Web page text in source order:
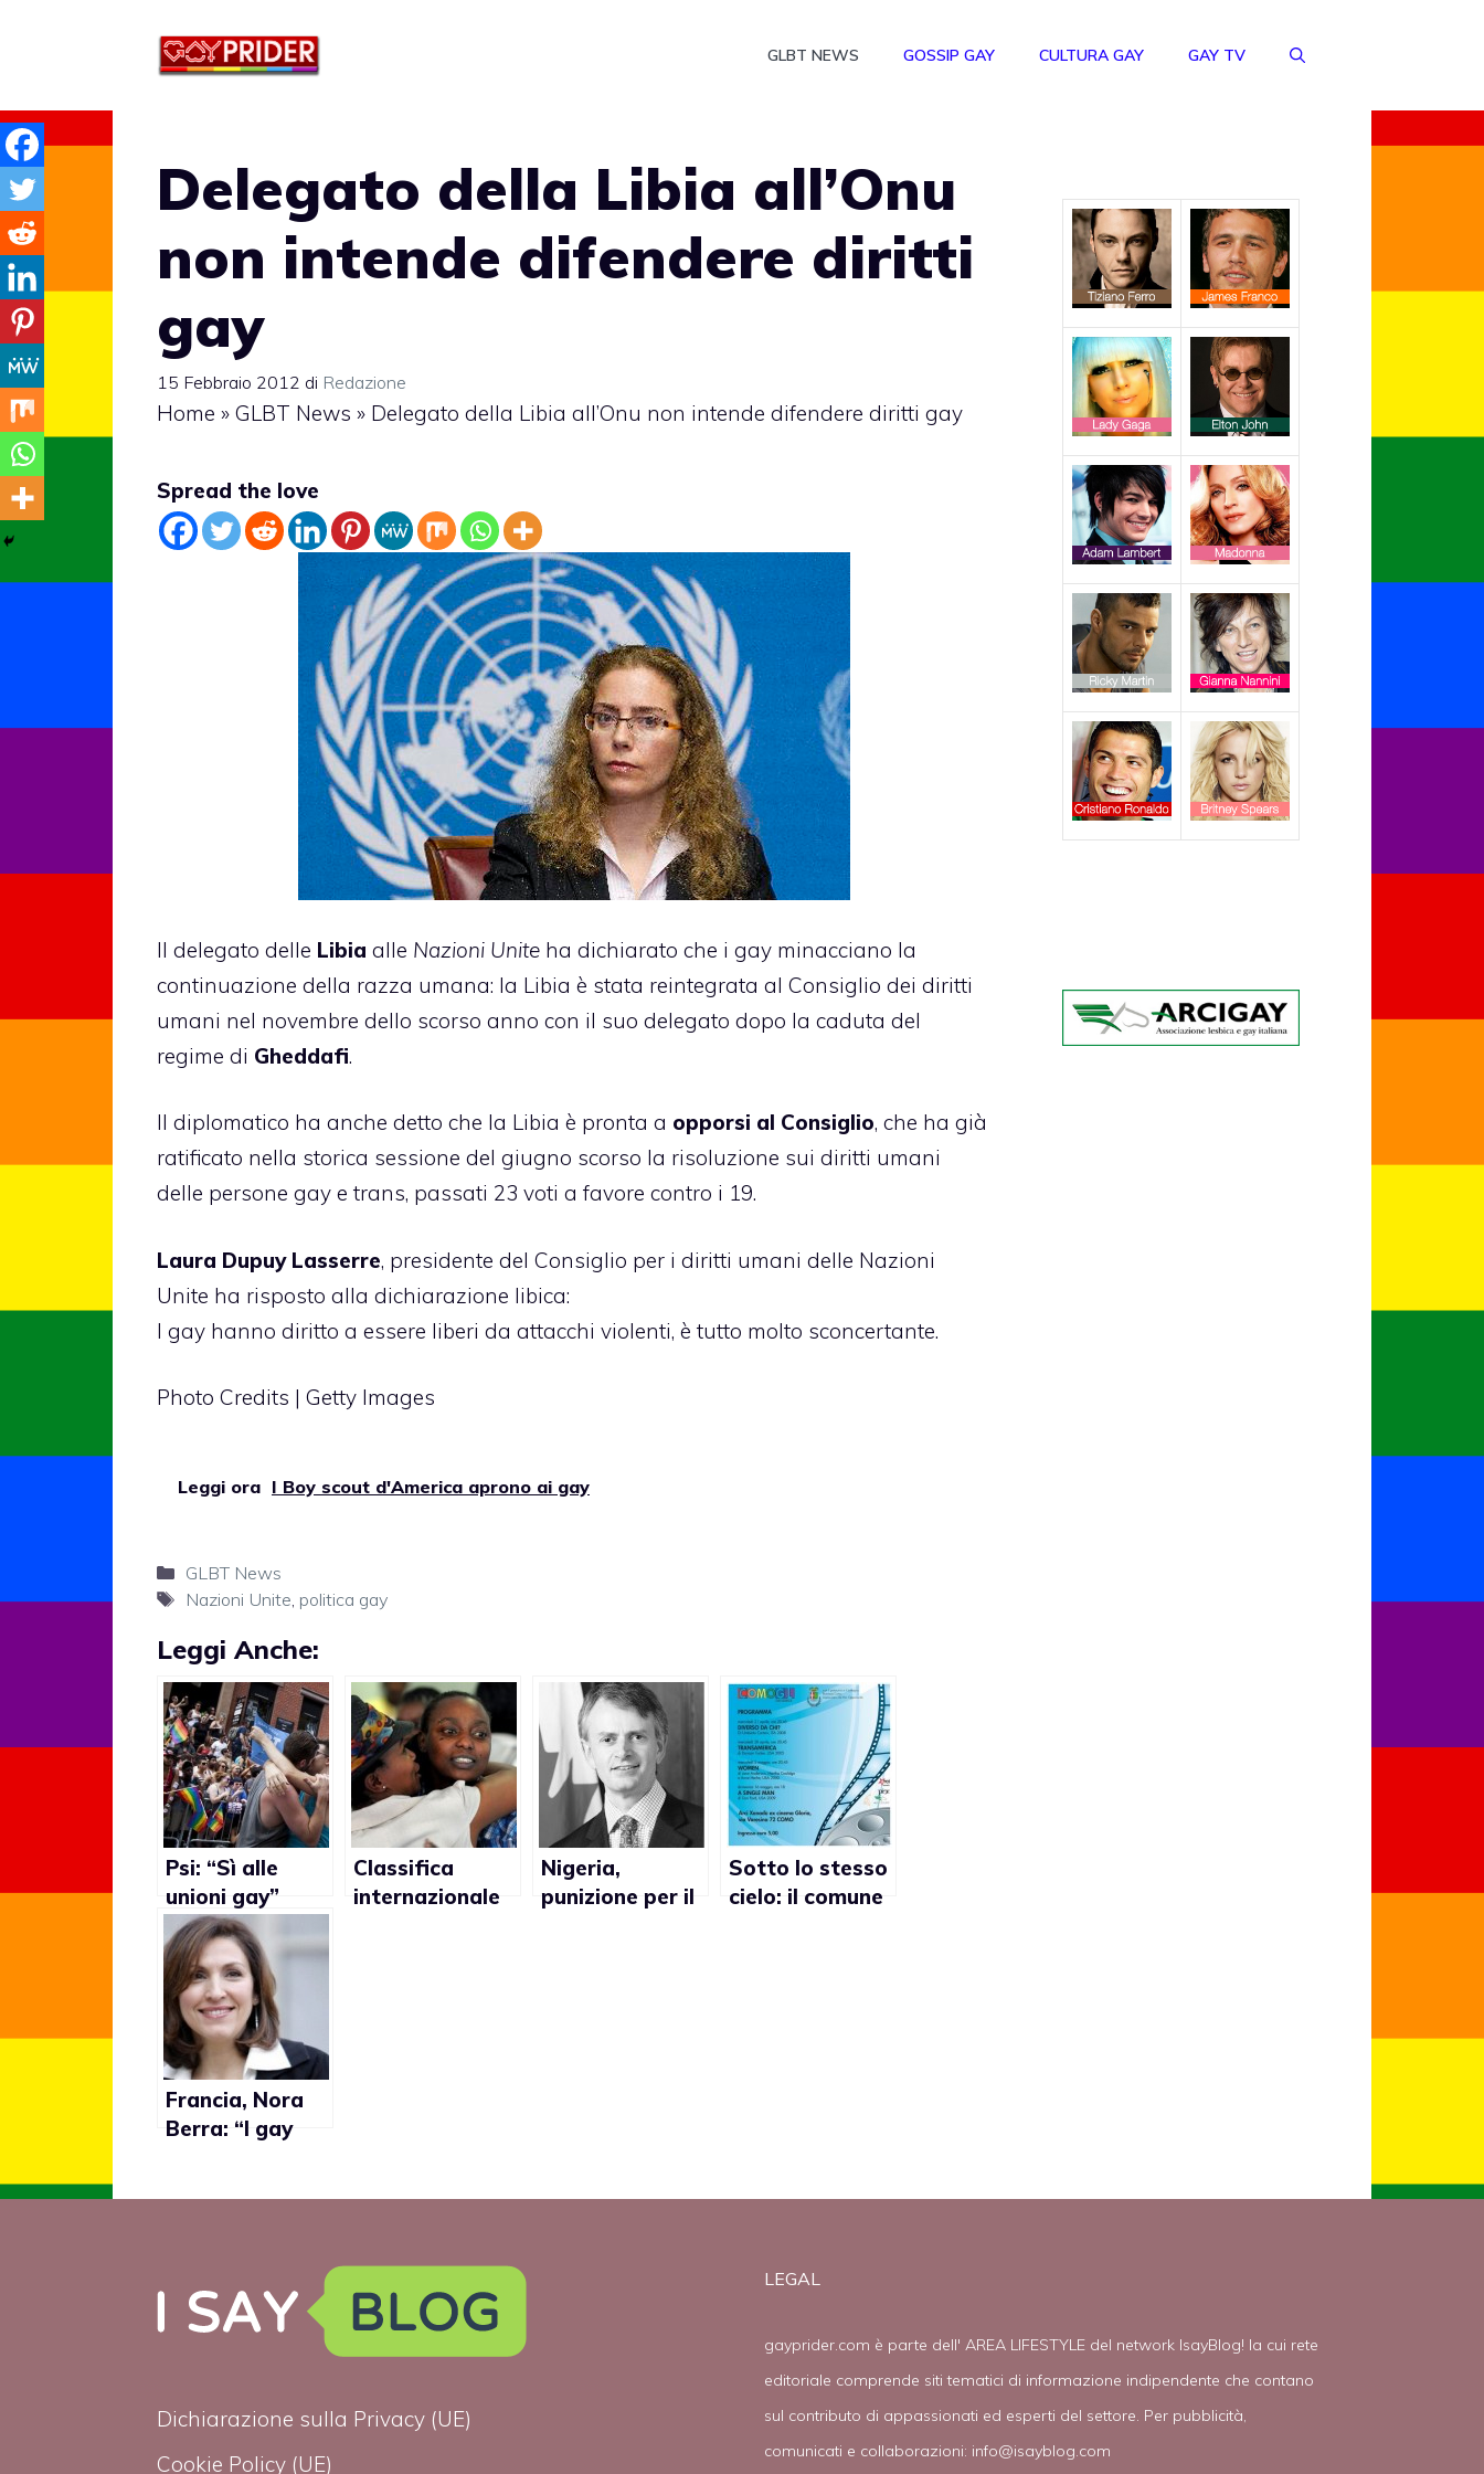
GLBT NEWS GOSSIP GAY CULTURA GAY GAY TV
Delegato della Libia all’Onu
non intende difendere diritti
gay
15 Febbraio 2012 di Redazione
Home » GLBT News » Delegato della Libia all’Onu non intende difendere diritti gay
Spread the love
Il delegato delle Libia alle Nazioni Unite ha dichiarato che i gay minacciano la
continuazione della razza umana: la Libia è stata reintegrata al Consiglio dei diritti
umani nel novembre dello scorso anno con il suo delegato dopo la caduta del
regime di Gheddafi.
Il diplomatico ha anche detto che la Libia è pronta a opporsi al Consiglio, che ha già
ratificato nella storica sessione del giugno scorso la risoluzione sui diritti umani
delle persone gay e trans, passati 23 voti a favore contro i 19.
Laura Dupuy Lasserre, presidente del Consiglio per i diritti umani delle Nazioni
Unite ha risposto alla dichiarazione libica:
I gay hanno diritto a essere liberi da attacchi violenti, è tutto molto sconcertante.
Photo Credits | Getty Images
Leggi ora I Boy scout d'America aprono ai gay
Categorie
GLBT News
Tag
Nazioni Unite politica gay
Leggi Anche:
Psi: “Sì alle
unioni gay”
Classifica
internazionale
Nigeria,
punizione per il
Sotto lo stesso
cielo: il comune
Francia, Nora
Berra: “I gay
Dichiarazione sulla Privacy (UE)
Cookie Policy (UE)
LEGAL
gayprider.com è parte dell' AREA LIFESTYLE del network IsayBlog! la cui rete
editoriale comprende siti tematici di informazione indipendente che contano
sul contributo di appassionati ed esperti del settore. Per pubblicità,
comunicati e collaborazioni: info@isayblog.com